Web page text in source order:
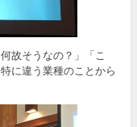
故そうなの？」「こ
に違う業種のことから